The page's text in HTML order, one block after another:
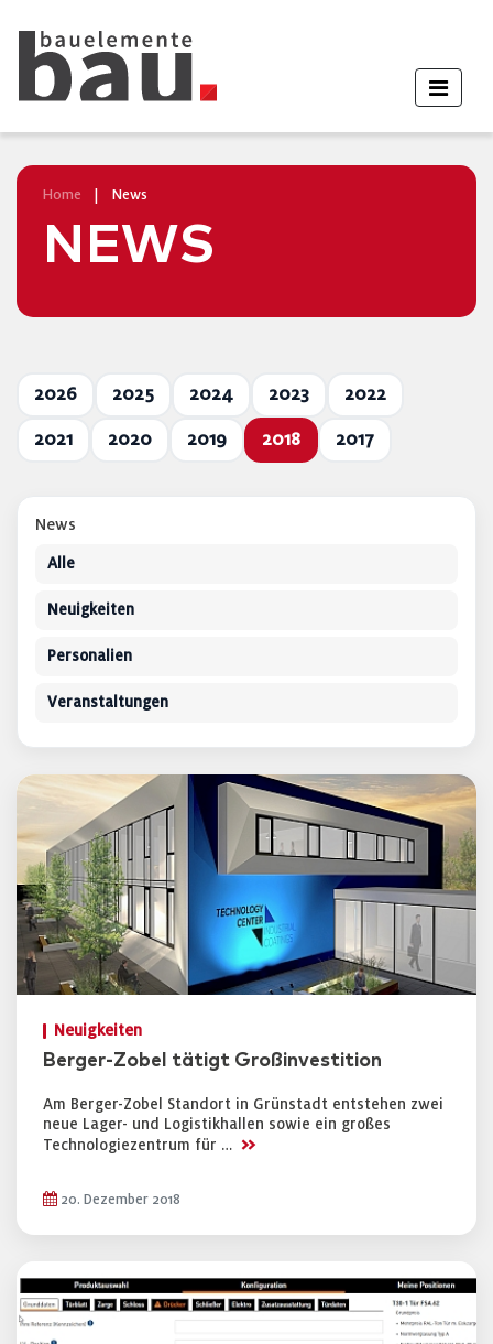
Home News
NEWS
2026 2025 2024 2023 2022
2021 2020 2019 2018 2017
Neuigkeiten
Berger-Zobel tätigt Großinvestition
Am Berger-Zobel Standort in Grünstadt entstehen zwei
neue Lager- und Logistikhallen sowie ein großes
Technologiezentrum für … >>
20. Dezember 2018
News
Alle
Neuigkeiten
Personalien
Veranstaltungen